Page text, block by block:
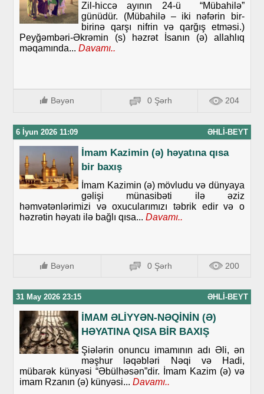
Zil-hiccə ayının 24-ü “Mübahilə”
günüdür. (Mübahilə – iki nəfərin bir-
birinə qarşı nifrin və qarğış etməsi.)
Peyğəmbəri-Əkrəmin (s) həzrət İsanın (ə) allahlıq
məqamında... Davamı..
Bəyən 0 Şərh 204
6 İyun 2026 11:09 ƏHLI-BEYT
İmam Kazimin (ə) həyatına qısa
bir baxış
İmam Kazimin (ə) mövludu və dünyaya
gəlişi münasibəti ilə əziz
həmvətənlərimizi və oxucularımızı təbrik edir və o
həzrətin həyatı ilə bağlı qısa... Davamı..
Bəyən 0 Şərh 200
31 May 2026 23:15 ƏHLI-BEYT
İMAM ƏLİYYƏN-NƏQİNİN (Ə)
HƏYATINA QISA BİR BAXIŞ
Şiələrin onuncu imamının adı Əli, ən
məşhur ləqəbləri Nəqi və Hadi,
mübarək künyəsi “Əbülhəsən”dir. İmam Kazim (ə) və
imam Rzanın (ə) künyəsi... Davamı..